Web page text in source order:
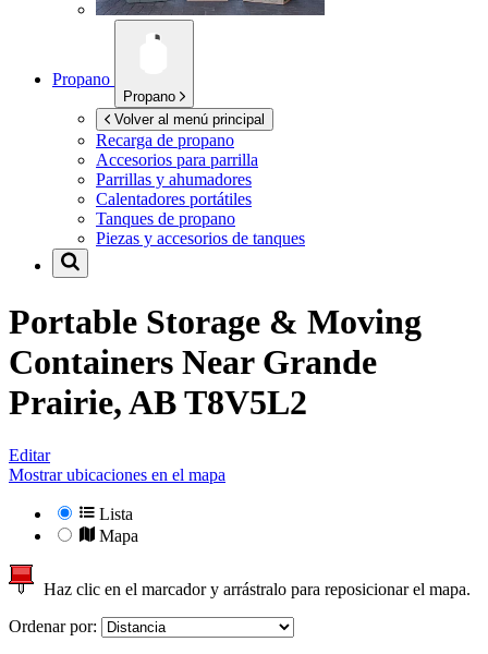
Propano
Propano
Volver al menú principal
Recarga de propano
Accesorios para parrilla
Parrillas y ahumadores
Calentadores portátiles
Tanques de propano
Piezas y accesorios de tanques
Portable Storage & Moving
Containers Near Grande
Prairie, AB T8V5L2
Editar
Mostrar ubicaciones en el mapa
Lista
Mapa
Haz clic en el marcador y arrástralo para reposicionar el mapa.
Ordenar por: